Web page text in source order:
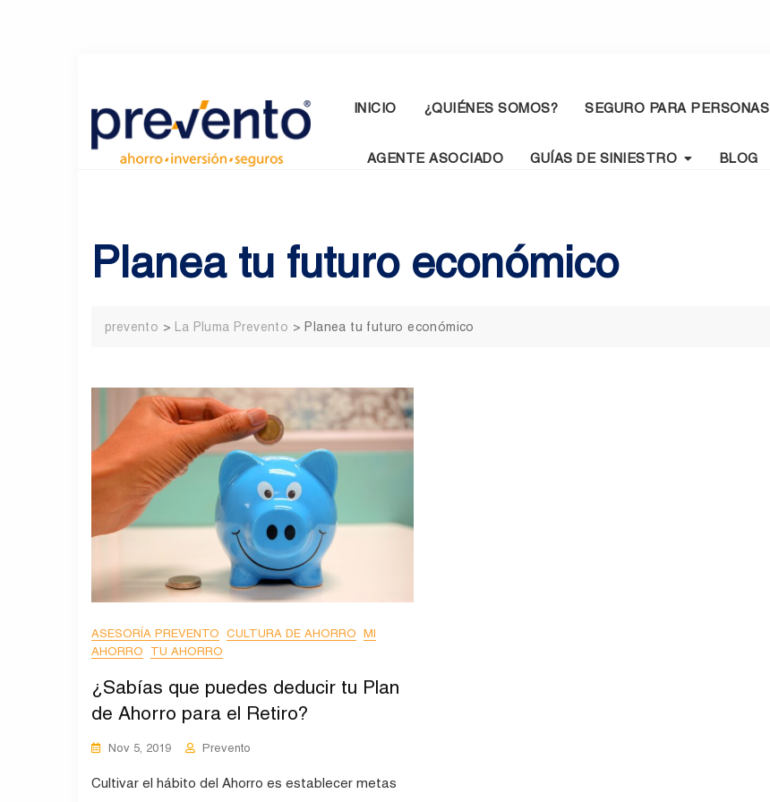
content
INICIO ¿QUIÉNES SOMOS? SEGURO PARA PERSONAS
AGENTE ASOCIADO GUÍAS DE SINIESTRO BLOG
Planea tu futuro económico
prevento > La Pluma Prevento > Planea tu futuro económico
ASESORÍA PREVENTO CULTURA DE AHORRO MI
AHORRO
TU AHORRO
¿Sabías que puedes deducir tu Plan
de Ahorro para el Retiro?
Nov 5, 2019 Prevento
Cultivar el hábito del Ahorro es establecer metas